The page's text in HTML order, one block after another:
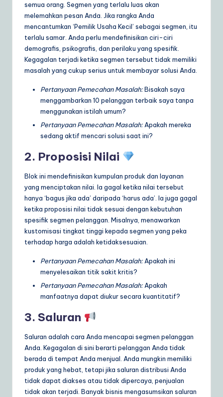
semua orang. Segmen yang terlalu luas akan
melemahkan pesan Anda. Jika rangka Anda
mencantumkan ‘Pemilik Usaha Kecil’ sebagai segmen, itu
terlalu samar. Anda perlu mendefinisikan ciri-ciri
demografis, psikografis, dan perilaku yang spesifik.
Kegagalan terjadi ketika segmen tersebut tidak memiliki
masalah yang cukup serius untuk membayar solusi Anda.
Pertanyaan Pemecahan Masalah:Bisakah saya
menggambarkan 10 pelanggan terbaik saya tanpa
menggunakan istilah umum?
Pertanyaan Pemecahan Masalah:Apakah mereka
sedang aktif mencari solusi saat ini?
2. Proposisi Nilai
Blok ini mendefinisikan kumpulan produk dan layanan
yang menciptakan nilai. Ia gagal ketika nilai tersebut
hanya ‘bagus jika ada’ daripada ‘harus ada’. Ia juga gagal
ketika proposisi nilai tidak sesuai dengan kebutuhan
spesifik segmen pelanggan. Misalnya, menawarkan
kustomisasi tingkat tinggi kepada segmen yang peka
terhadap harga adalah ketidaksesuaian.
Pertanyaan Pemecahan Masalah:Apakah ini
menyelesaikan titik sakit kritis?
Pertanyaan Pemecahan Masalah:Apakah
manfaatnya dapat diukur secara kuantitatif?
3. Saluran
Saluran adalah cara Anda mencapai segmen pelanggan
Anda. Kegagalan di sini berarti pelanggan Anda tidak
berada di tempat Anda menjual. Anda mungkin memiliki
produk yang hebat, tetapi jika saluran distribusi Anda
tidak dapat diakses atau tidak dipercaya, penjualan
tidak akan terjadi. Banyak bisnis mengasumsikan saluran